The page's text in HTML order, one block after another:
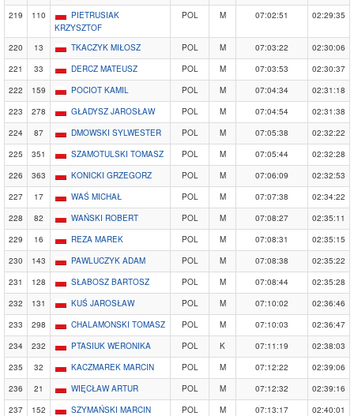
219
110
PIETRUSIAK
KRZYSZTOF
POL M 07:02:51 02:29:35
220 13 TKACZYK MIŁOSZ POL M 07:03:22
02:30:06
221
33 DERCZ MATEUSZ POL M 07:03:53
02:30:37
222
159 POCIOT KAMIL POL M 07:04:34
02:31:18
223
278 GŁADYSZ JAROSŁAW POL M 07:04:54
02:31:38
224
87 DMOWSKI SYLWESTER POL M 07:05:38
02:32:22
225
351 SZAMOTULSKI TOMASZ POL M 07:05:44
02:32:28
226
363 KONICKI GRZEGORZ POL M 07:06:09
02:32:53
227
17 WAŚ MICHAŁ POL M 07:07:38
02:34:22
228
82 WAŃSKI ROBERT POL M 07:08:27
02:35:11
229
16 REZA MAREK POL M 07:08:31
02:35:15
230
143 PAWLUCZYK ADAM POL M 07:08:38
02:35:22
231
128 SŁABOSZ BARTOSZ POL M 07:08:44
02:35:28
232
131 KUŚ JAROSŁAW POL M 07:10:02
02:36:46
233
298 CHALAMONSKI TOMASZ POL M 07:10:03
02:36:47
234
232 PTASIUK WERONIKA POL K 07:11:19
02:38:03
235
32 KACZMAREK MARCIN POL M 07:12:22
02:39:06
236
21 WIĘCŁAW ARTUR POL M 07:12:32
02:39:16
237
152 SZYMAŃSKI MARCIN POL M 07:13:17
02:40:01